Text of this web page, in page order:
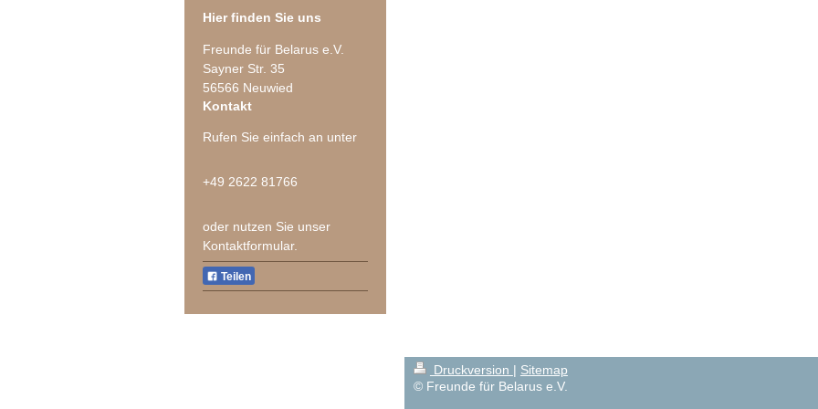
Hier finden Sie uns
Freunde für Belarus e.V.
Sayner Str. 35
56566 Neuwied
Kontakt
Rufen Sie einfach an unter
+49 2622 81766
oder nutzen Sie unser
Kontaktformular.
Teilen
Druckversion | Sitemap
© Freunde für Belarus e.V.